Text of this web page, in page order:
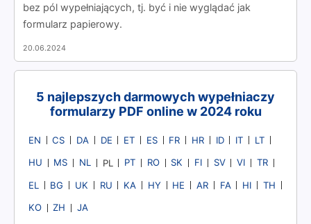
bez pól wypełniających, tj. być i nie wyglądać jak
formularz papierowy.
20.06.2024
5 najlepszych darmowych wypełniaczy
formularzy PDF online w 2024 roku
EN CS DA DE ET ES FR HR ID IT LT
HU MS NL PL PT RO SK FI SV VI TR
EL BG UK RU KA HY HE AR FA HI TH
KO ZH JA